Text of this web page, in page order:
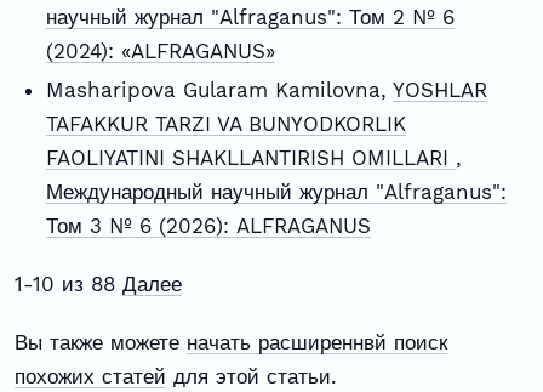
научный журнал "Alfraganus": Том 2 № 6
(2024): «ALFRAGANUS»
Masharipova Gularam Kamilovna, YOSHLAR
TAFAKKUR TARZI VA BUNYODKORLIK
FAOLIYATINI SHAKLLANTIRISH OMILLARI ,
Международный научный журнал "Alfraganus":
Том 3 № 6 (2026): ALFRAGANUS
1-10 из 88 Далее
Вы также можете начать расширеннвй поиск
похожих статей для этой статьи.